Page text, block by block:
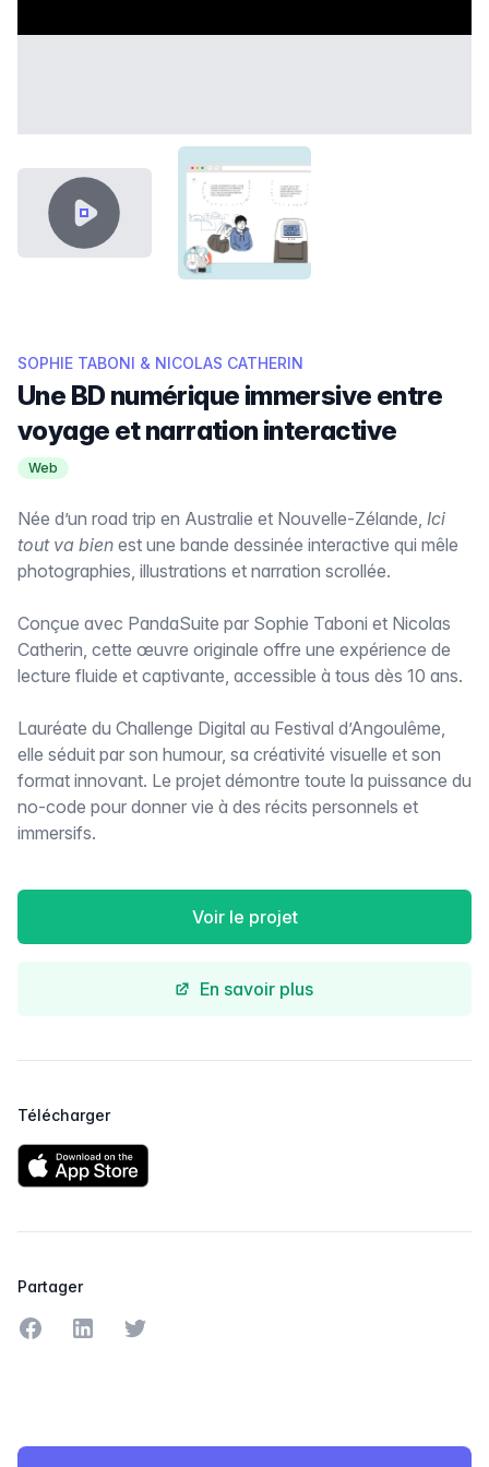
VIDEO CONTENT THUMB ICI TOUT VA BIEN.PNG
SOPHIE TABONI & NICOLAS CATHERIN
Une BD numérique immersive entre
voyage et narration interactive
Web
Née d’un road trip en Australie et Nouvelle-Zélande, Ici
tout va bien est une bande dessinée interactive qui mêle
photographies, illustrations et narration scrollée.
Conçue avec PandaSuite par Sophie Taboni et Nicolas
Catherin, cette œuvre originale offre une expérience de
lecture fluide et captivante, accessible à tous dès 10 ans.
Lauréate du Challenge Digital au Festival d’Angoulême,
elle séduit par son humour, sa créativité visuelle et son
format innovant. Le projet démontre toute la puissance du
no-code pour donner vie à des récits personnels et
immersifs.
Voir le projet
En savoir plus
Télécharger
Partager
Partager sur Facebook
Partager sur LinkedIn
Partager sur Twitter